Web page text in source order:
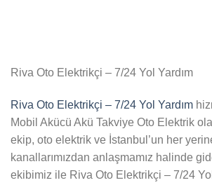
Riva Oto Elektrikçi – 7/24 Yol Yardım
Riva Oto Elektrikçi – 7/24 Yol Yardım
Mobil Akücü Akü Takviye Oto Elektrik
ekip, oto elektrik ve İstanbul’un her
kanallarımızdan anlaşmamız halinde
ekibimiz ile Riva Oto Elektrikçi – 7/24